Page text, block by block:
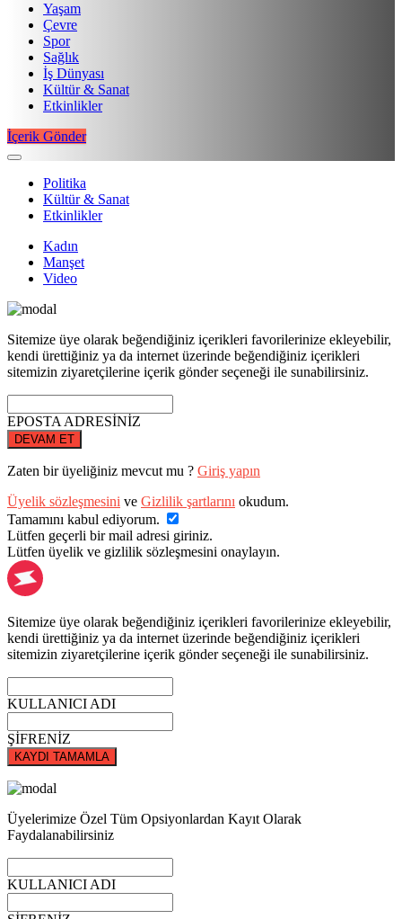
Yaşam
Çevre
Spor
Sağlık
İş Dünyası
Kültür & Sanat
Etkinlikler
İçerik Gönder
Politika
Kültür & Sanat
Etkinlikler
Kadın
Manşet
Video
Sitemize üye olarak beğendiğiniz içerikleri favorilerinize ekleyebilir,
kendi ürettiğiniz ya da internet üzerinde beğendiğiniz içerikleri
sitemizin ziyaretçilerine içerik gönder seçeneği ile sunabilirsiniz.
EPOSTA ADRESİNİZ
DEVAM ET
Zaten bir üyeliğiniz mevcut mu ? Giriş yapın
Üyelik sözleşmesini ve Gizlilik şartlarını okudum.
Tamamını kabul ediyorum.
Lütfen geçerli bir mail adresi giriniz.
Lütfen üyelik ve gizlilik sözleşmesini onaylayın.
Sitemize üye olarak beğendiğiniz içerikleri favorilerinize ekleyebilir,
kendi ürettiğiniz ya da internet üzerinde beğendiğiniz içerikleri
sitemizin ziyaretçilerine içerik gönder seçeneği ile sunabilirsiniz.
KULLANICI ADI
ŞİFRENİZ
KAYDI TAMAMLA
Üyelerimize Özel Tüm Opsiyonlardan Kayıt Olarak
Faydalanabilirsiniz
KULLANICI ADI